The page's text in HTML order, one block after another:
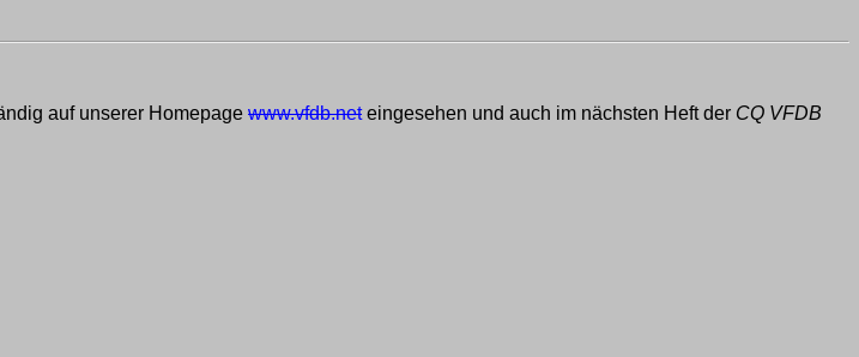
auf unserer Homepage www.vfdb.neteingesehen und auch im nächsten Heft der CQ VFDB